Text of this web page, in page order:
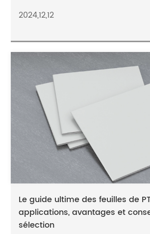
2024,12,12
Le guide ultime des feuilles de
applications, avantages et
sélection